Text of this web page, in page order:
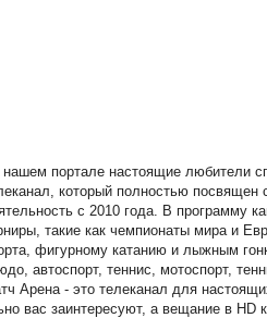
нашем портале настоящие любители
который полностью посвящен
с 2010 года. В программу
такие как чемпионаты мира и
фигурному катанию и лыжным
автоспорт, теннис, мотоспорт,
Арена - это телеканал для
вас заинтересуют, а вещание в HD